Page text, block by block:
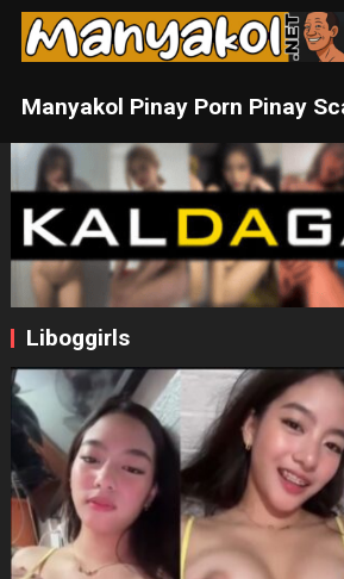
Manyakol Pinay Porn Pinay
Liboggirls